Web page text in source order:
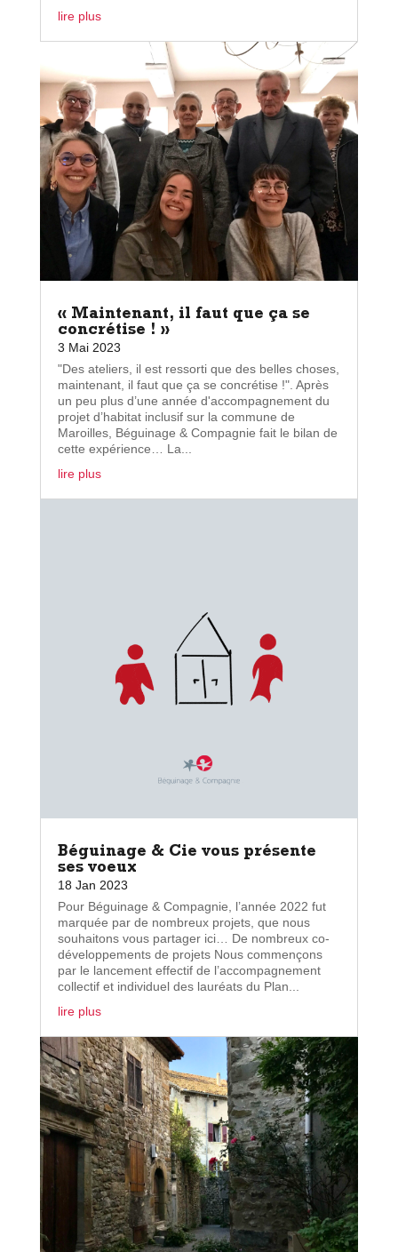
lire plus
« Maintenant, il faut que ça se
concrétise ! »
3 Mai 2023
"Des ateliers, il est ressorti que des belles choses,
maintenant, il faut que ça se concrétise !". Après
un peu plus d’une année d'accompagnement du
projet d’habitat inclusif sur la commune de
Maroilles, Béguinage & Compagnie fait le bilan de
cette expérience… La...
lire plus
Béguinage & Cie vous présente
ses voeux
18 Jan 2023
Pour Béguinage & Compagnie, l’année 2022 fut
marquée par de nombreux projets, que nous
souhaitons vous partager ici… De nombreux co-
développements de projets Nous commençons
par le lancement effectif de l’accompagnement
collectif et individuel des lauréats du Plan...
lire plus